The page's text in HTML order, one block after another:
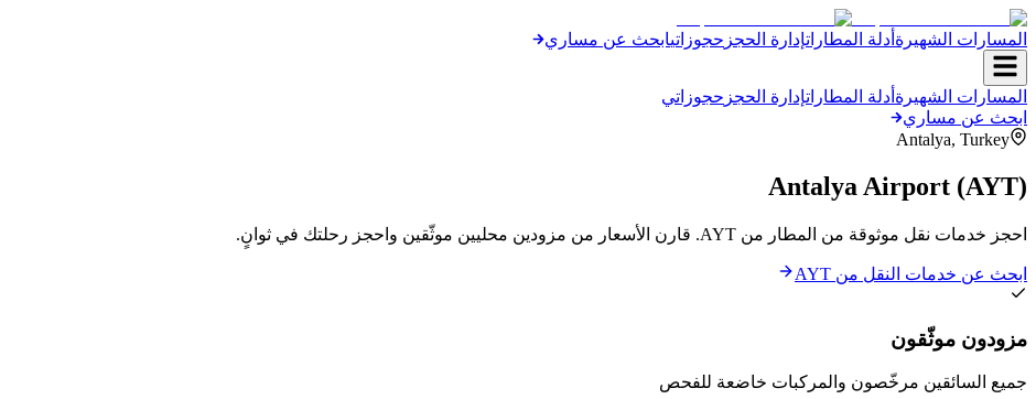
المسارات الشهيرة أدلة المطاراتإدارة الحجز حجوزاتيابحث عن مساري
المسارات الشهيرة أدلة المطاراتإدارة الحجز حجوزاتي
ابحث عن مساري
Antalya, Turkey
Antalya Airport (AYT)
احجز خدمات نقل موثوقة من المطار من AYT. قارن الأسعار من مزودين محليين موثّقين واحجز رحلتك في ثوانٍ.
ابحث عن خدمات النقل من AYT
مزودون موثّقون
جميع السائقين مرخّصون والمركبات خاضعة للفحص